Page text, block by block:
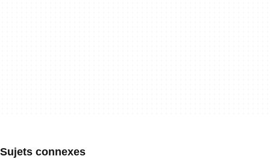
Sujets connexes